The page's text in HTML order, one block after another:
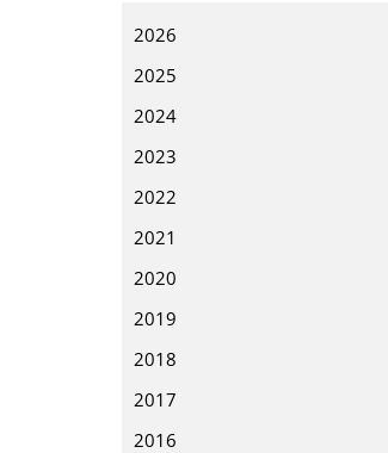
2026
2025
2024
2023
2022
2021
2020
2019
2018
2017
2016